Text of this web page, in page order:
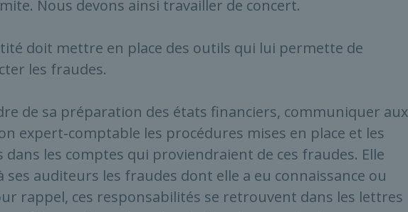
Nous devons ainsi travailler de concert.
doit mettre en place des outils qui lui permette de
les fraudes.
de sa préparation des états financiers, communiquer aux
expert-comptable les procédures mises en place et les
dans les comptes qui proviendraient de ces fraudes. Elle
ses auditeurs les fraudes dont elle a eu connaissance ou
rappel, ces responsabilités se retrouvent dans les lettres